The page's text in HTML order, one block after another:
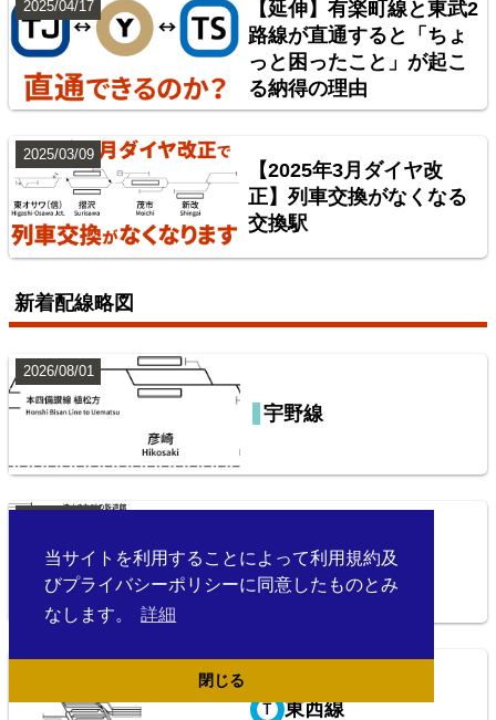
当サイトを利用することによって利用規約及
びプライバシーポリシーに同意したものとみ
なします。
詳細
閉じる
総武本線
常磐線（上野～いわき）
7
山手線
【延伸】有楽町線と東武2
路線が直通すると「ちょ
っと困ったこと」が起こ
る納得の理由
2025/04/17
【2025年3月ダイヤ改
正】列車交換がなくなる
交換駅
2025/03/09
新着配線略図
宇野線
2026/08/01
姫新線
東西線